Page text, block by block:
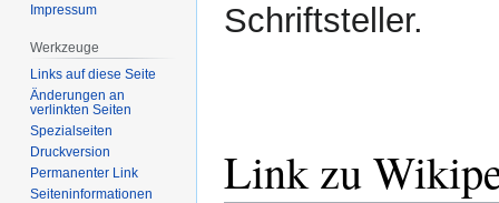
Schriftsteller.
Link zu
Impressum
Werkzeuge
Links auf diese Seite
Änderungen an
verlinkten Seiten
Spezialseiten
Druckversion
Permanenter Link
Seiten­­informationen